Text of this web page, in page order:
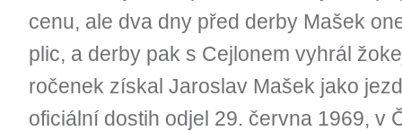
cenu, ale dva dny před derby Mašek
plic, a derby pak s Cejlonem vyhrál
ročenek získal Jaroslav Mašek jako
oficiální dostih odjel 29. června 1969, v